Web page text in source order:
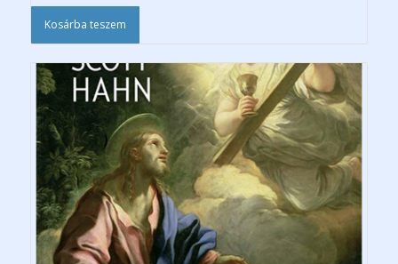
Kosárba teszem